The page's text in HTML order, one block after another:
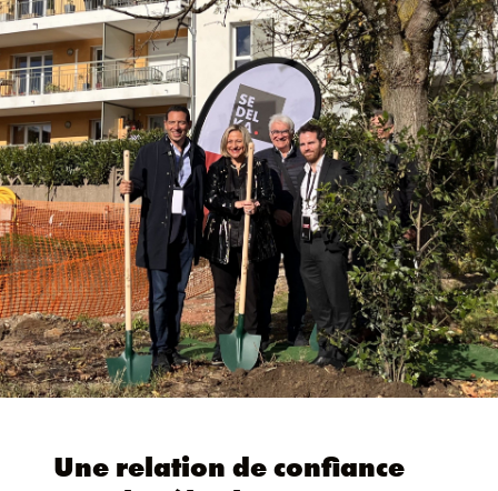
Une relation de confiance